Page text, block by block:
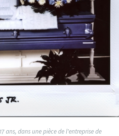
ans, dans une pièce de l'entreprise de